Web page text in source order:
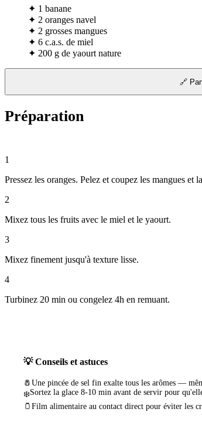
✦ 1 banane
✦ 2 oranges navel
✦ 2 grosses mangues
✦ 6 c.a.s. de miel
✦ 200 g de yaourt nature
🔗
Préparation
1
Pressez les oranges. Pelez et coupez les mangues et
2
Mixez tous les fruits avec le miel et le yaourt.
3
Mixez finement jusqu'à texture lisse.
4
Turbinez 20 min ou congelez 4h en remuant.
💡 Conseils et astuces
🧂 Une pincée de sel fin exalte tous les arômes —
❄️Sortez la glace 8-10 min avant de servir pour
🫙 Film alimentaire au contact direct pour éviter les